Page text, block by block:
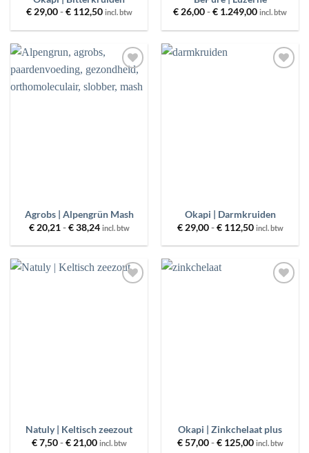
€29,00 - €112,50Prijsklasse:
tot
incl. btw
€26,00-€ 1.249,00Prijsklasse:
tot
incl. btw
aan
Agrobs | Alpengrün Mash
€20,21 - €38,24Prijsklasse:
tot
incl. btw
Okapi | Darmkruiden
€29,00 - €112,50Prijsklasse:
tot
incl. btw
Natuly | Keltisch zeezout
€7,50 - €21,00Prijsklasse:
incl. btw
Okapi | Zinkchelaat plus
€57,00 - €125,00Prijsklasse:
incl. btw